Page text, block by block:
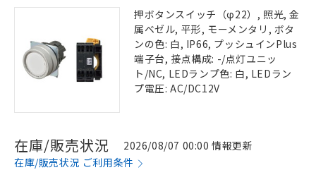
押ボタンスイッチ（φ22）, 照光, 金
属ベゼル, 平形, モーメンタリ, ボタ
ンの色: 白, IP66, プッシュインPlus
端子台, 接点構成: -/点灯ユニッ
ト/NC, LEDランプ色: 白, LEDラン
プ電圧: AC/DC12V
在庫/販売状況
2026/08/07 00:00 情報更新
在庫/販売状況 ご利用条件